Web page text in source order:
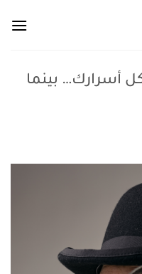
أسرارك… بينما